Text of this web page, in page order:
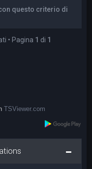
questo criterio di
• Pagina 1 di 1
TSViewer.com